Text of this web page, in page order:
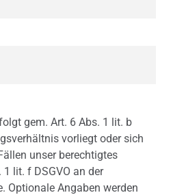
gem. Art. 6 Abs. 1 lit. b
vorliegt oder sich
unser berechtigtes
1 lit. f DSGVO an der
Optionale Angaben werden